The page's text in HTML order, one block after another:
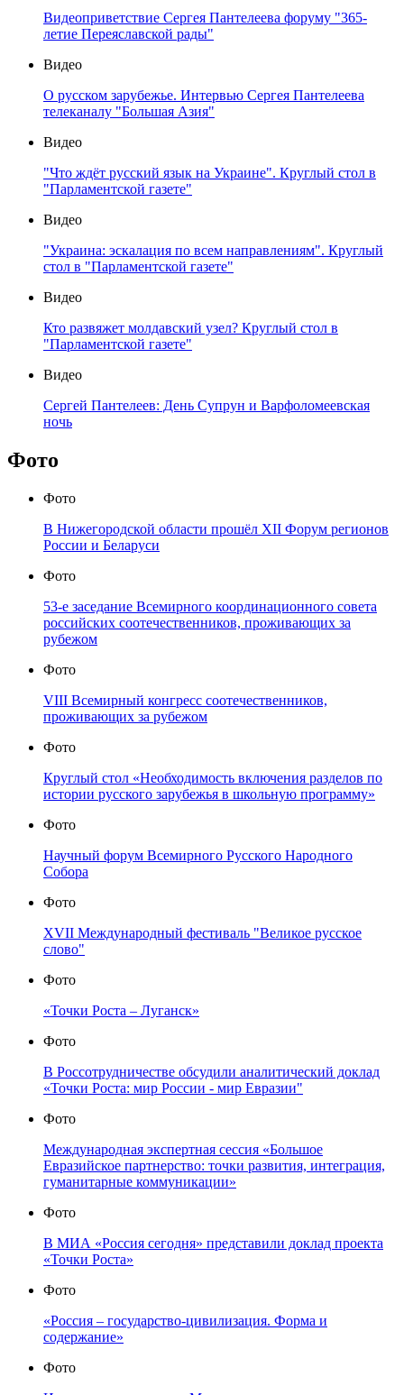
Видеоприветствие Сергея Пантелеева форуму "365-
летие Переяславской рады"
Видео
О русском зарубежье. Интервью Сергея Пантелеева
телеканалу "Большая Азия"
Видео
"Что ждёт русский язык на Украине". Круглый стол в
"Парламентской газете"
Видео
"Украина: эскалация по всем направлениям". Круглый
стол в "Парламентской газете"
Видео
Кто развяжет молдавский узел? Круглый стол в
"Парламентской газете"
Видео
Сергей Пантелеев: День Супрун и Варфоломеевская
ночь
Фото
Фото
В Нижегородской области прошёл XII Форум регионов
России и Беларуси
Фото
53-е заседание Всемирного координационного совета
российских соотечественников, проживающих за
рубежом
Фото
VIII Всемирный конгресс соотечественников,
проживающих за рубежом
Фото
Круглый стол «Необходимость включения разделов по
истории русского зарубежья в школьную программу»
Фото
Научный форум Всемирного Русского Народного
Собора
Фото
XVII Международный фестиваль "Великое русское
слово"
Фото
«Точки Роста – Луганск»
Фото
В Россотрудничестве обсудили аналитический доклад
«Точки Роста: мир России - мир Евразии"
Фото
Международная экспертная сессия «Большое
Евразийское партнерство: точки развития, интеграция,
гуманитарные коммуникации»
Фото
В МИА «Россия сегодня» представили доклад проекта
«Точки Роста»
Фото
«Россия – государство-цивилизация. Форма и
содержание»
Фото